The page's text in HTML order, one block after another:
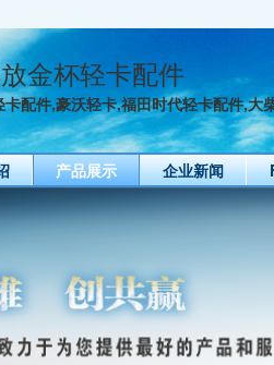
金杯轻卡配件
配件,豪沃轻卡,福田时代轻卡配件,大
产品展示 企业新闻